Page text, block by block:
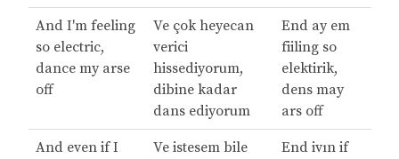
And I'm feeling
so electric,
dance my arse
off
Ve çok heyecan
verici
hissediyorum,
dibine kadar
dans ediyorum
End ay em
fiiling so
elektirik,
dens may
ars off
And even if I
Ve istesem bile
End ivın if